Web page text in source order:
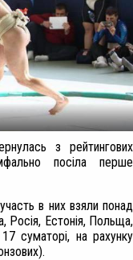
з рейтингових
посіла перше
в них взяли понад
Росія, Естонія, Польща,
суматорі, на рахунку